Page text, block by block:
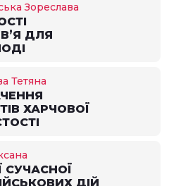
Зореслава
ДЛЯ
Тетяна
ХАРЧОВОЇ
СУЧАСНОЇ
ДІЙ